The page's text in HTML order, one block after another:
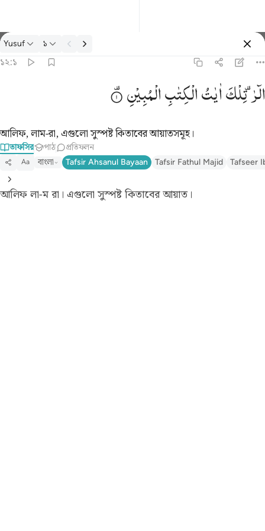
তাফসির: Yusuf ১২:১
Yusuf ১
১২:১
الٓر ۚ تِلْكَ ءَايَـٰتُ ٱلْكِتَـٰبِ ٱلْمُبِينِ ١
الٓرٰ ۫تِلْكَاٰیٰتُالْكِتٰبِالْمُبِیْنِ
আলিফ, লাম-রা, এগুলো সুস্পষ্ট কিতাবের আয়াতসমূহ।
তাফসির পাঠ প্রতিফলন
Aa বাংলা Tafsir Ahsanul Bayaan Tafsir Fathul Majid Tafseer
আলিফ লা-ম রা। এগুলো সুস্পষ্ট কিতাবের আয়াত।